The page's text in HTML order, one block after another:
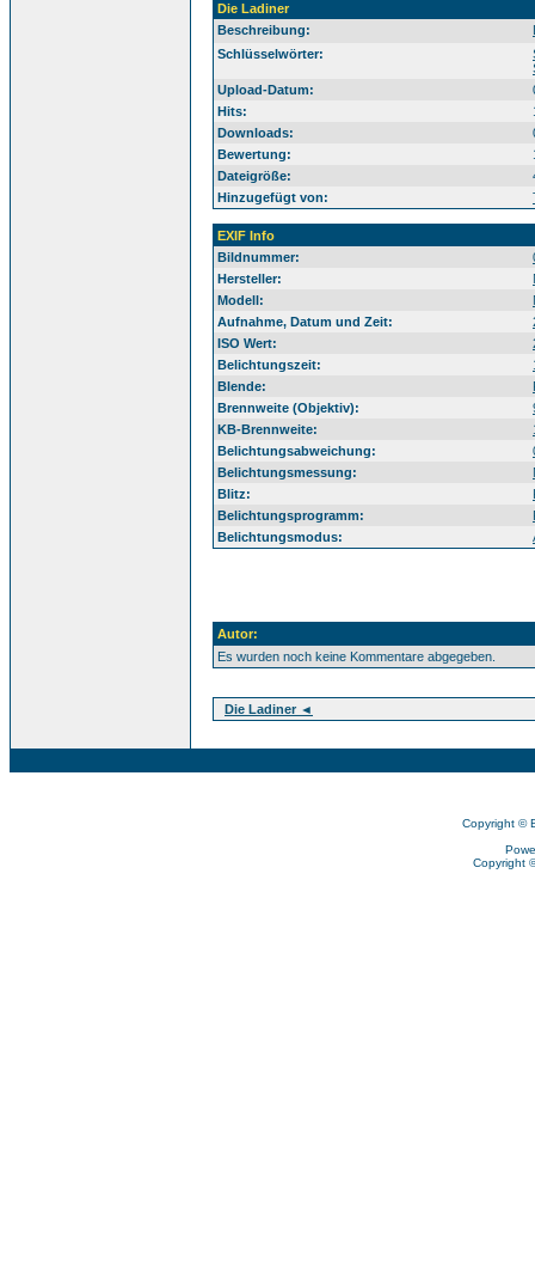
Die Ladiner
Beschreibung:
Schlüsselwörter:
Upload-Datum:
Hits:
Downloads:
Bewertung:
Dateigröße:
Hinzugefügt von:
EXIF Info
Bildnummer:
Hersteller:
Modell:
Aufnahme, Datum und Zeit:
ISO Wert:
Belichtungszeit:
Blende:
Brennweite (Objektiv):
KB-Brennweite:
Belichtungsabweichung:
Belichtungsmessung:
Blitz:
Belichtungsprogramm:
Belichtungsmodus:
Autor:
Es wurden noch keine Kommentare abgegeben.
Die Ladiner ◄
Copyright ©
Copyright